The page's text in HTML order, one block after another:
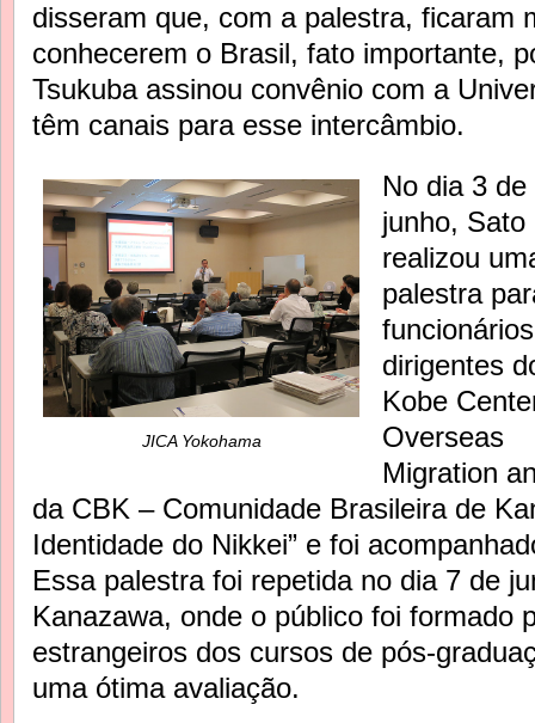
disseram que, com a palestra, ficaram
conhecerem o Brasil, fato importante,
Tsukuba assinou convênio com a
têm canais para esse intercâmbio.
JICA Yokohama
No dia 3 de
junho, Sato
realizou
palestra
dirigentes
Kobe
Overseas
Migration
da CBK – Comunidade Brasileira de
Identidade do Nikkei” e foi
Essa palestra foi repetida no dia 7 de
Kanazawa, onde o público foi formado
estrangeiros dos cursos de pós-
uma ótima avaliação.